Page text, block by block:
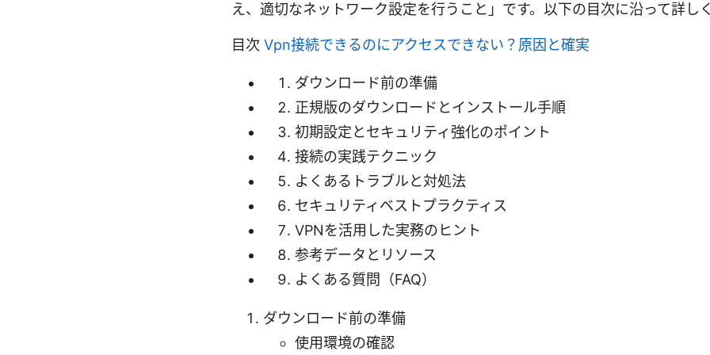
え、適切なネットワーク設定を行うこと」です。以下の目次に沿って詳し
目次 Vpn接続できるのにアクセスできない？原因と確実
ダウンロード前の準備
正規版のダウンロードとインストール手順
初期設定とセキュリティ強化のポイント
接続の実践テクニック
よくあるトラブルと対処法
セキュリティベストプラクティス
VPNを活用した実務のヒント
参考データとリソース
よくある質問（FAQ）
ダウンロード前の準備
使用環境の確認